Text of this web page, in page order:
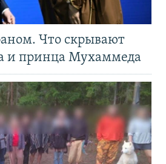
Что скрывают
и принца Мухаммеда